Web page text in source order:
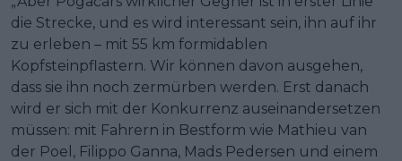
die Strecke, und es wird interessant sein, ihn auf ihr
zu erleben – mit 55 km formidablen
Kopfsteinpflastern. Wir können davon ausgehen,
dass sie ihn noch zermürben werden. Erst danach
wird er sich mit der Konkurrenz auseinandersetzen
müssen: mit Fahrern in Bestform wie Mathieu van
der Poel, Filippo Ganna, Mads Pedersen und einem